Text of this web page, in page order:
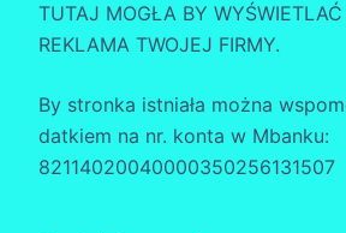
TUTAJ MOGŁA BY WYŚWIETLAĆ
REKLAMA TWOJEJ FIRMY.
By stronka istniała można
datkiem na nr. konta w Mbanku:
82114020040000350256131507